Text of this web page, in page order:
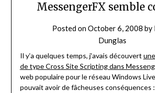
MessengerFX semble
Posted onOctober 6, 2008 by
Dunglas
Il y’a quelques temps, j’avais découvert
de type Cross Site Scripting dans
web populaire pour le réseau Windows
pouvait avoir de fâcheuses conséquences :